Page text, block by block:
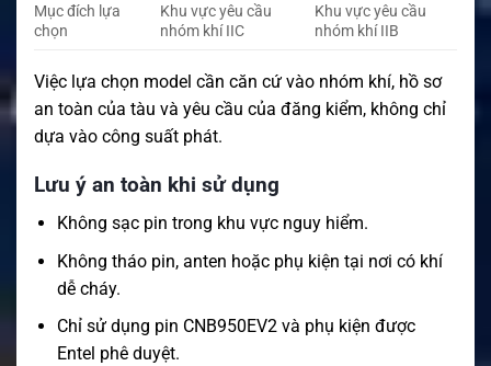
Mục đích lựa
chọn
Khu vực yêu cầu
nhóm khí IIC
Khu vực yêu cầu
nhóm khí IIB
Việc lựa chọn model cần căn cứ vào nhóm khí, hồ sơ
an toàn của tàu và yêu cầu của đăng kiểm, không chỉ
dựa vào công suất phát.
Lưu ý an toàn khi sử dụng
Không sạc pin trong khu vực nguy hiểm.
Không tháo pin, anten hoặc phụ kiện tại nơi có khí
dễ cháy.
Chỉ sử dụng pin CNB950EV2 và phụ kiện được
Entel phê duyệt.